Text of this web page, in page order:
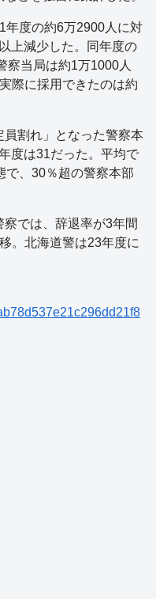
年度の約6万2900人に対
上減少した。同年度の
察当局は約1万1000人
際に採用できたのは約
割れ」となった警察本
度は31だった。平均で
で、30％超の警察本部
では、辞退率が3年間
。北海道警は23年度に